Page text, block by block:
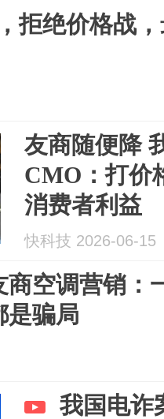
拒绝价格战
友商随便降
CMO：打价
消费者利益
快科技 2026-06-15
空调营销：
是骗局
我国电诈